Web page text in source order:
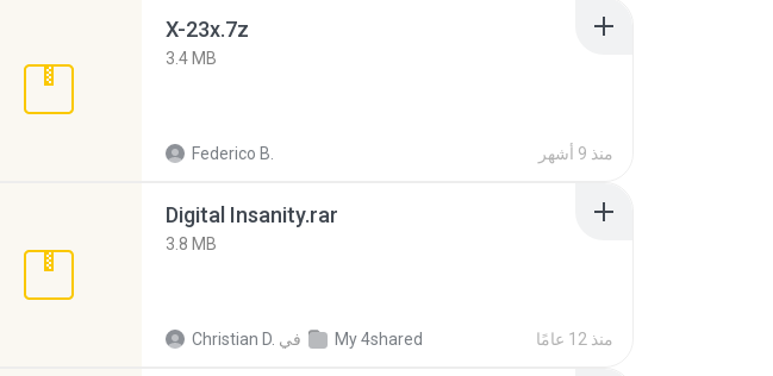
X-23x.7z
3.4 MB
Federico B. منذ 9 أشهر
Digital Insanity.rar
3.8 MB
Christian D. في My 4shared منذ 12 عامًا